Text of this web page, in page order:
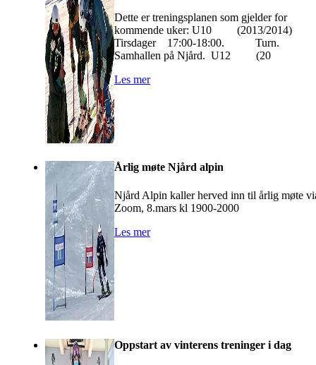
Dette er treningsplanen som gjelder for
kommende uker: U10 (2013/2014)
Tirsdager 17:00-18:00. Turn.
Samhallen på Njård. U12 (20
Les mer
Årlig møte Njård alpin
Njård Alpin kaller herved inn til årlig møte
Zoom, 8.mars kl 1900-2000
Les mer
Oppstart av vinterens treninger i dag